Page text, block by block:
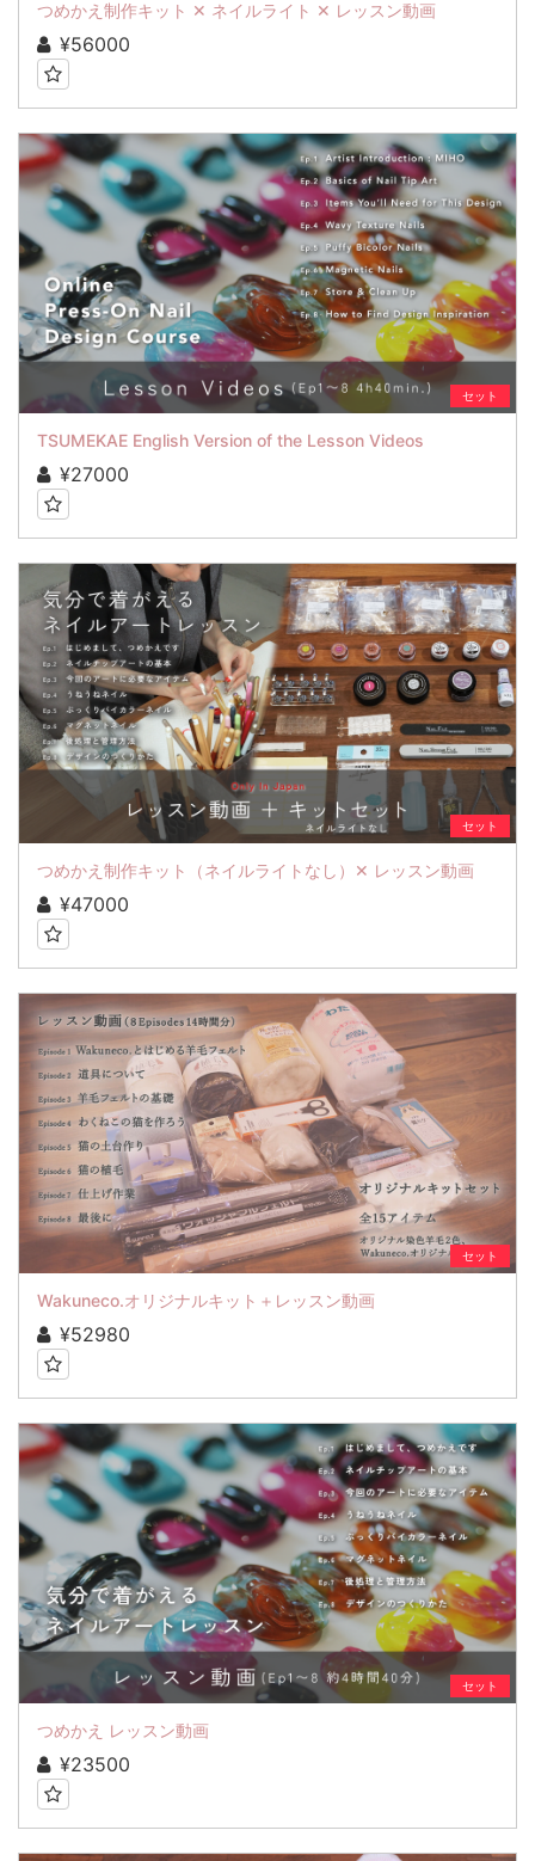
つめかえ制作キット ✕ ネイルライト ✕ レッスン動画
¥56000
セット
TSUMEKAE English Version of the Lesson Videos
¥27000
セット
つめかえ制作キット（ネイルライトなし）✕ レッスン動画
¥47000
セット
Wakuneco.オリジナルキット＋レッスン動画
¥52980
セット
つめかえ レッスン動画
¥23500